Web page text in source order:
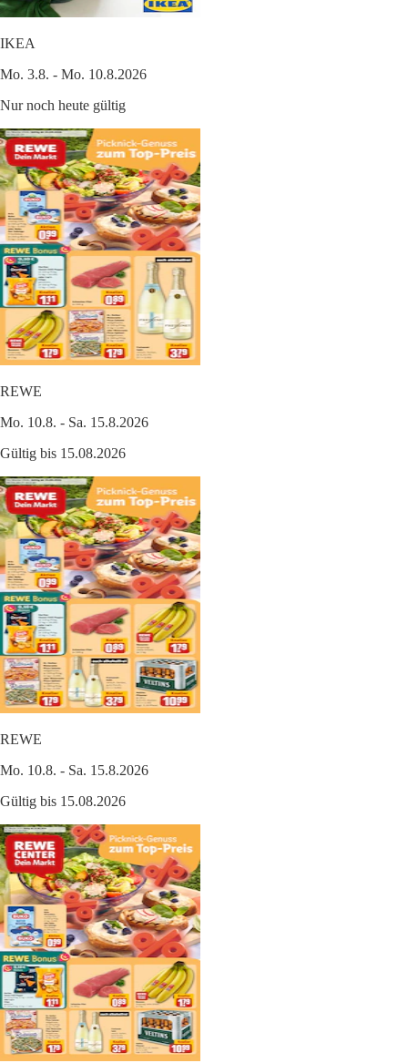
IKEA
Mo. 3.8. - Mo. 10.8.2026
Nur noch heute gültig
REWE
Mo. 10.8. - Sa. 15.8.2026
Gültig bis 15.08.2026
REWE
Mo. 10.8. - Sa. 15.8.2026
Gültig bis 15.08.2026